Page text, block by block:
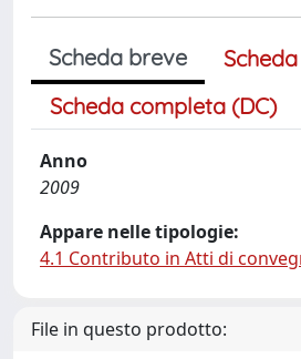
Scheda breve
Scheda completa (DC)
Anno
2009
Appare nelle tipologie:
4.1 Contributo in Atti di
File in questo prodotto: